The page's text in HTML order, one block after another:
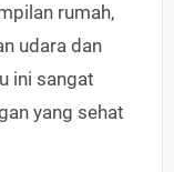
rumah,
udara dan
ini sangat
yang sehat